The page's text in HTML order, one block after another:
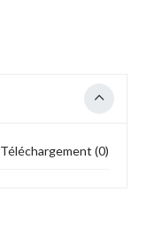
Téléchargement (0)